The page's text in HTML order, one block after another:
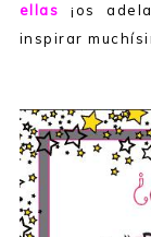
ellas ¡os
inspirar